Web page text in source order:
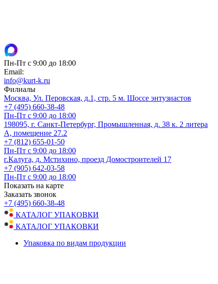
Пн-Пт с 9:00 до 18:00
Email:
info@kurt-k.ru
Филиалы
Москва, Ул. Перовская, д.1, стр. 5 м. Шоссе энтузиастов
+7 (495) 660-38-48
Пн-Пт с 9:00 до 18:00
198095, г. Санкт-Петербург, Промышленная, д. 38 к. 2 литера
А, помещение 27.2
+7 (812) 655-01-50
Пн-Пт с 9:00 до 18:00
г.Калуга, д. Мстихино, проезд Домостроителей 17
+7 (905) 642-03-58
Пн-Пт с 9:00 до 18:00
Показать на карте
Заказать звонок
+7 (495) 660-38-48
КАТАЛОГ УПАКОВКИ
КАТАЛОГ УПАКОВКИ
Упаковка по видам продукции